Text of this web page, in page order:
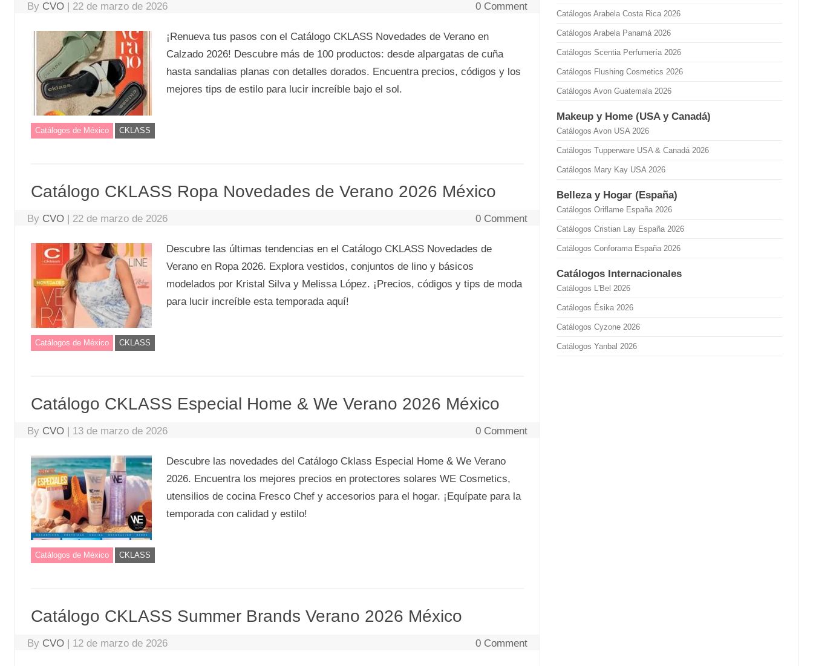
By CVO | 22 de marzo de 2026 0 Comment
¡Renueva tus pasos con el Catálogo CKLASS Novedades de Verano en
Calzado 2026! Descubre más de 100 productos: desde alpargatas de cuña
hasta sandalias planas con detalles dorados. Encuentra precios, códigos y los
mejores tips de estilo para lucir increíble bajo el sol.
Catálogos de México CKLASS
Catálogo CKLASS Ropa Novedades de Verano 2026 México
By CVO | 22 de marzo de 2026 0 Comment
Descubre las últimas tendencias en el Catálogo CKLASS Novedades de
Verano en Ropa 2026. Explora vestidos, conjuntos de lino y básicos
modelados por Kristal Silva y Melissa López. ¡Precios, códigos y tips de moda
para lucir increíble esta temporada aquí!
Catálogos de México CKLASS
Catálogo CKLASS Especial Home & We Verano 2026 México
By CVO | 13 de marzo de 2026 0 Comment
Descubre las novedades del Catálogo Cklass Especial Home & We Verano
2026. Encuentra los mejores precios en protectores solares WE Cosmetics,
utensilios de cocina Fresco Chef y accesorios para el hogar. ¡Equípate para la
temporada con calidad y estilo!
Catálogos de México CKLASS
Catálogo CKLASS Summer Brands Verano 2026 México
By CVO | 12 de marzo de 2026 0 Comment
Catálogos Arabela Costa Rica 2026
Catálogos Arabela Panamá 2026
Catálogos Scentia Perfumería 2026
Catálogos Flushing Cosmetics 2026
Catálogos Avon Guatemala 2026
Makeup y Home (USA y Canadá)
Catálogos Avon USA 2026
Catálogos Tupperware USA & Canadá 2026
Catálogos Mary Kay USA 2026
Belleza y Hogar (España)
Catálogos Oriflame España 2026
Catálogos Cristian Lay España 2026
Catálogos Conforama España 2026
Catálogos Internacionales
Catálogos L'Bel 2026
Catálogos Ésika 2026
Catálogos Cyzone 2026
Catálogos Yanbal 2026